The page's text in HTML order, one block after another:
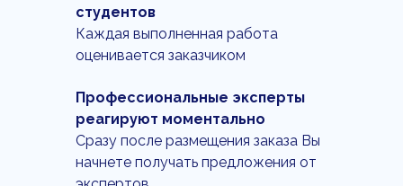
студентов
Каждая выполненная работа
оценивается заказчиком
Профессиональные эксперты
реагируют моментально
Сразу после размещения заказа Вы
начнете получать предложения от